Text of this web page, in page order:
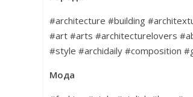
#architecture #building
#art #arts #architecturelovers
#style #archidaily #composition
Мода